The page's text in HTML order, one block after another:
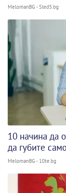
MelomanBG - Sled5.bg
10 начина да
да губите
MelomanBG - 10te.bg